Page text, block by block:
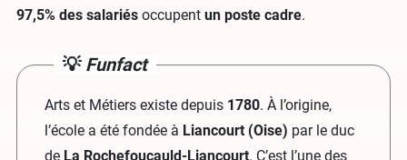
97,5% des salariés occupent un poste cadre.
💡 Funfact
Arts et Métiers existe depuis 1780. À l’origine,
l’école a été fondée à Liancourt (Oise) par le duc
de La Rochefoucauld-Liancourt. C’est l’une des